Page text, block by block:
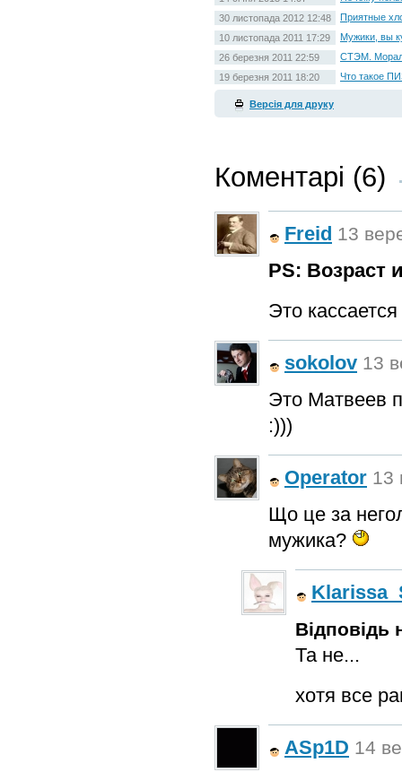
30 листопада 2012 12:48
Приятные
10 листопада 2011 17:29
Мужики, вы
26 березня 2011 22:59
СТЭМ.
19 березня 2011 18:20
Что такое
Версія для друку
Коментарі (6)
Freid 13
PS: Возраст
Это
sokolov 13
Это Матвеев
:)))
Operator 13
Що це за
мужика?
Відповідь
Та не...
хотя все
ASp1D 14